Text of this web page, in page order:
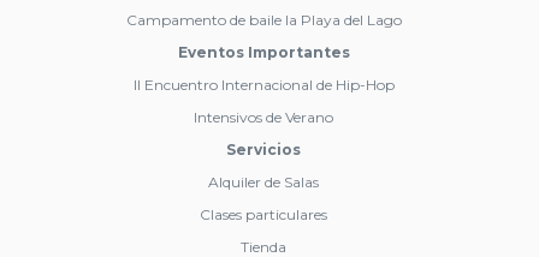
Campamento de baile la Playa del Lago
Eventos Importantes
II Encuentro Internacional de Hip-Hop
Intensivos de Verano
Servicios
Alquiler de Salas
Clases particulares
Tienda